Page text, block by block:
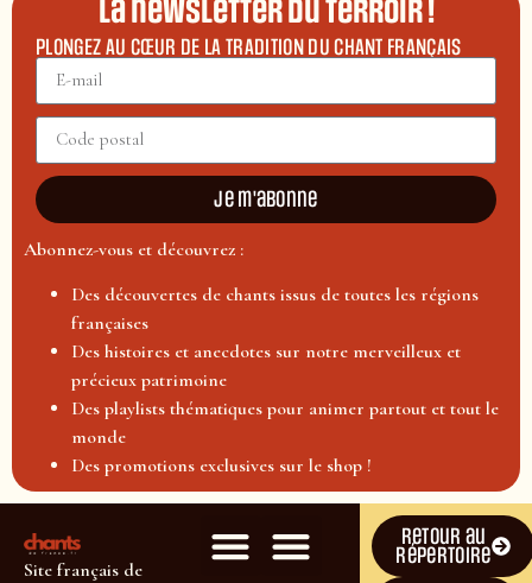
La newsletter du terroir !
PLONGEZ AU CŒUR DE LA TRADITION DU CHANT FRANÇAIS
Je m'abonne
Abonnez-vous et découvrez :
Des découvertes de chants issus de toutes les régions
françaises
Des histoires et anecdotes sur notre merveilleux et
précieux patrimoine
Des playlists thématiques pour animer partout et tout le
monde
Des promotions exclusives sur le shop !
Site français de
Retour au
répertoire